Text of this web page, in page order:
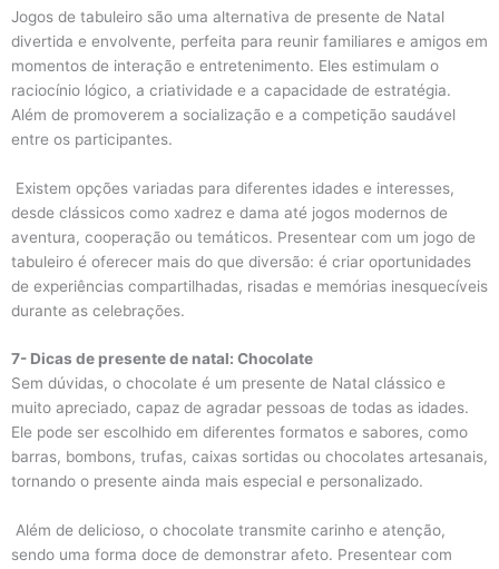
Jogos de tabuleiro são uma alternativa de presente de Natal
divertida e envolvente, perfeita para reunir familiares e amigos em
momentos de interação e entretenimento. Eles estimulam o
raciocínio lógico, a criatividade e a capacidade de estratégia.
Além de promoverem a socialização e a competição saudável
entre os participantes.
Existem opções variadas para diferentes idades e interesses,
desde clássicos como xadrez e dama até jogos modernos de
aventura, cooperação ou temáticos. Presentear com um jogo de
tabuleiro é oferecer mais do que diversão: é criar oportunidades
de experiências compartilhadas, risadas e memórias inesquecíveis
durante as celebrações.
7- Dicas de presente de natal: Chocolate
Sem dúvidas, o chocolate é um presente de Natal clássico e
muito apreciado, capaz de agradar pessoas de todas as idades.
Ele pode ser escolhido em diferentes formatos e sabores, como
barras, bombons, trufas, caixas sortidas ou chocolates artesanais,
tornando o presente ainda mais especial e personalizado.
Além de delicioso, o chocolate transmite carinho e atenção,
sendo uma forma doce de demonstrar afeto. Presentear com